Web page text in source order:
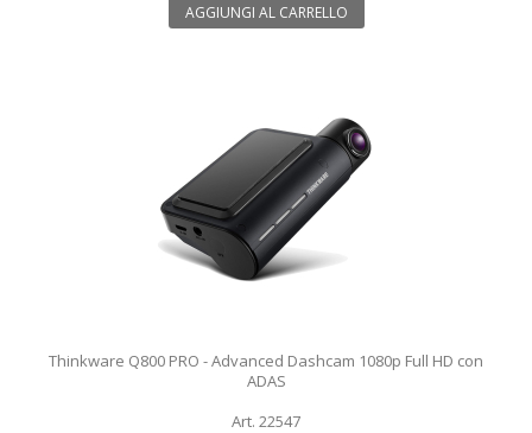
AGGIUNGI AL CARRELLO
Thinkware Q800 PRO - Advanced Dashcam 1080p Full HD con
ADAS
Art. 22547